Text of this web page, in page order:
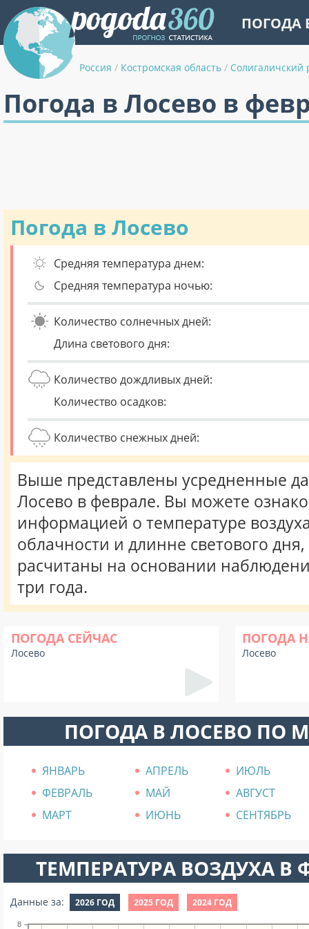
ПОГОДА
Россия / Костромская область / Солигаличский
Погода в Лосево в
Погода в Лосево
Средняя температура днем:
Средняя температура ночью:
Количество солнечных дней:
Длина светового дня:
Количество дождливых дней:
Количество осадков:
Количество снежных дней:
Выше представлены усредненные
Лосево в феврале. Вы можете
информацией о температуре
облачности и длинне светового
расчитаны на основании
три года.
ПОГОДА СЕЙЧАС
Лосево
ПОГОДА
Лосево
ПОГОДА В ЛОСЕВО ПО
ЯНВАРЬ АПРЕЛЬ
ИЮЛЬ
ФЕВРАЛЬ
МАЙ
АВГУСТ
МАРТ
ИЮНЬ СЕНТЯБРЬ
ТЕМПЕРАТУРА ВОЗДУХА В
Данные за: 2026 ГОД 2025 ГОД 2024 ГОД
8